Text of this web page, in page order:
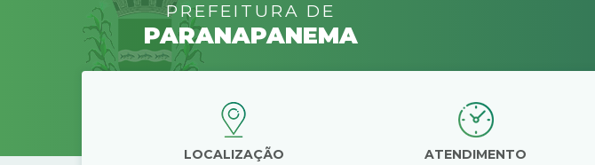
PREFEITURA DE
PARANAPANEMA
LOCALIZAÇÃO
ATENDIMENTO